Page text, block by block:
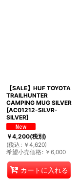
【SALE】HUF TOYOTA
TRAILHUNTER
CAMPING MUG SILVER
[AC01212-SILVR-
SILVER]
￥4,200(税別)
(税込 : ￥ 4,620)
希望小売価格: ￥ 6,000
カートに入れる